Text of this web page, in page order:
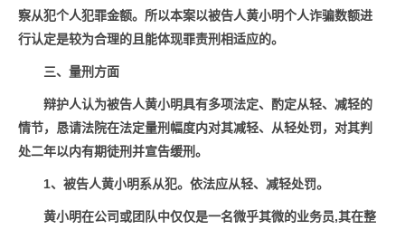
察从犯个人犯罪金额。所以本案以被告人黄小明个人诈骗数额进
行认定是较为合理的且 能体现罪责刑相适应的。
三、量刑方面
辩护人认为被告人黄小明具有多项法定、酌定从轻、减轻的
情节，恳请法院在法定量刑幅度内对其减轻、从轻处罚，对其判
处二年以内有期徒刑并宣告缓刑。
1、被告人黄小明系从犯。依法应从轻、减轻处罚。
黄小明在公司或团队中仅仅是一名微乎其微的业务员,其在整